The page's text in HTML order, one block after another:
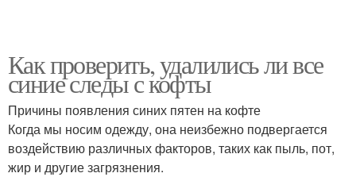
Как проверить, удалились ли все
синие следы с кофты
Причины появления синих пятен на кофте
Когда мы носим одежду, она неизбежно подвергается
воздействию различных факторов, таких как пыль, пот,
жир и другие загрязнения.